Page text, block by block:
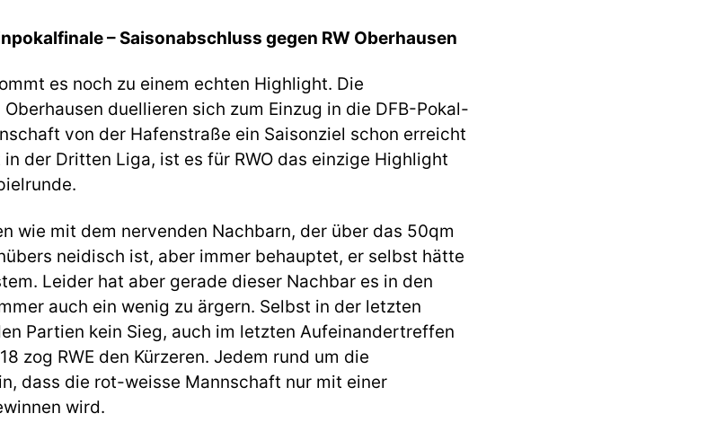
inale – Saisonabschluss gegen RW Oberhausen
es noch zu einem echten Highlight. Die
duellieren sich zum Einzug in die DFB-Pokal-
von der Hafenstraße ein Saisonziel schon erreicht
der Dritten Liga, ist es für RWO das einzige Highlight
wie mit dem nervenden Nachbarn, der über das 50qm
neidisch ist, aber immer behauptet, er selbst hätte
Leider hat aber gerade dieser Nachbar es in den
auch ein wenig zu ärgern. Selbst in der letzten
Partien kein Sieg, auch im letzten Aufeinandertreffen
zog RWE den Kürzeren. Jedem rund um die
dass die rot-weisse Mannschaft nur mit einer
wird.